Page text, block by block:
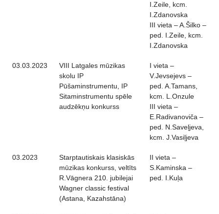
I.Zeile, kcm.
I.Zdanovska
III vieta – A.Šilko –
ped. I.Zeile, kcm.
I.Zdanovska
03.03.2023
VIII Latgales mūzikas
skolu IP
Pūšaminstrumentu, IP
Sitaminstrumentu spēle
audzēkņu konkurss
I vieta –
V.Jevsejevs –
ped. A.Tamans,
kcm. L.Onzule
III vieta –
E.Radivanoviča –
ped. N.Saveļjeva,
kcm. J.Vasiļjeva
03.2023
Starptautiskais klasiskās
mūzikas konkurss, veltīts
R.Vāgnera 210. jubilejai
Wagner classic festival
(Astana, Kazahstāna)
II vieta –
S.Kaminska –
ped. I.Kuļa